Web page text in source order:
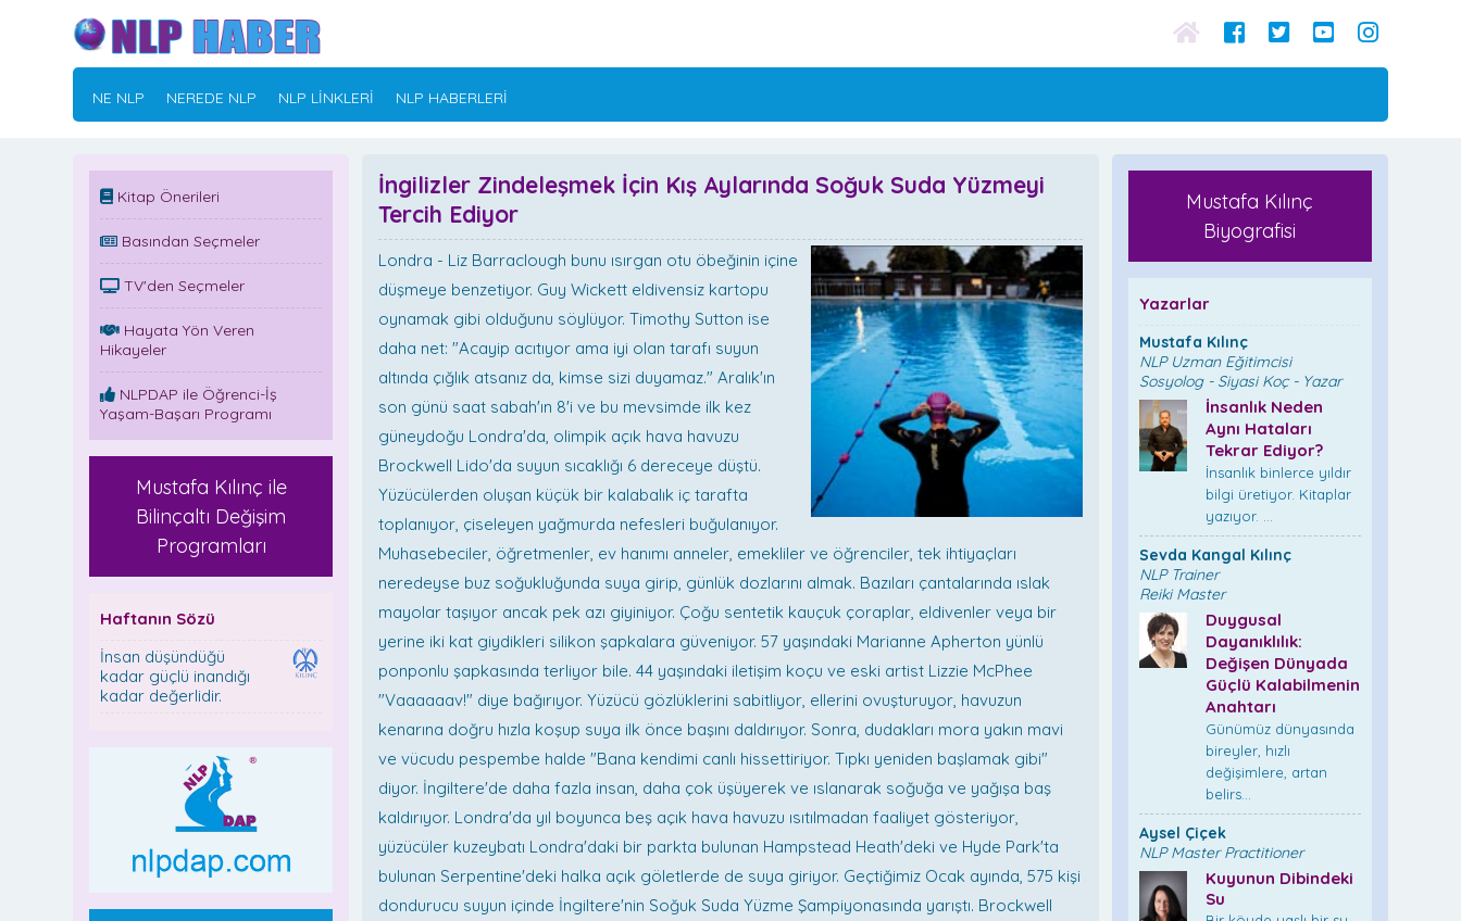
NE NLP NEREDE NLP NLP LİNKLERİ NLP HABERLERİ
Kitap Önerileri
Basından Seçmeler
TV'den Seçmeler
Hayata Yön Veren
Hikayeler
NLPDAP ile Öğrenci-İş
Yaşam-Başarı Programı
Mustafa Kılınç ile
Bilinçaltı Değişim
Programları
Haftanın Sözü
İnsan düşündüğü
kadar güçlü inandığı
kadar değerlidir.
İngilizler Zindeleşmek İçin Kış Aylarında Soğuk Suda Yüzmeyi
Tercih Ediyor
Londra - Liz Barraclough bunu ısırgan otu öbeğinin içine
düşmeye benzetiyor. Guy Wickett eldivensiz kartopu
oynamak gibi olduğunu söylüyor. Timothy Sutton ise
daha net: "Acayip acıtıyor ama iyi olan tarafı suyun
altında çığlık atsanız da, kimse sizi duyamaz." Aralık'ın
son günü saat sabah'ın 8'i ve bu mevsimde ilk kez
güneydoğu Londra'da, olimpik açık hava havuzu
Brockwell Lido'da suyun sıcaklığı 6 dereceye düştü.
Yüzücülerden oluşan küçük bir kalabalık iç tarafta
toplanıyor, çiseleyen yağmurda nefesleri buğulanıyor.
Muhasebeciler, öğretmenler, ev hanımı anneler, emekliler ve öğrenciler, tek ihtiyaçları
neredeyse buz soğukluğunda suya girip, günlük dozlarını almak. Bazıları çantalarında ıslak
mayolar taşıyor ancak pek azı giyiniyor. Çoğu sentetik kauçuk çoraplar, eldivenler veya bir
yerine iki kat giydikleri silikon şapkalara güveniyor. 57 yaşındaki Marianne Apherton yünlü
ponponlu şapkasında terliyor bile. 44 yaşındaki iletişim koçu ve eski artist Lizzie McPhee
"Vaaaaaav!" diye bağırıyor. Yüzücü gözlüklerini sabitliyor, ellerini ovuşturuyor, havuzun
kenarına doğru hızla koşup suya ilk önce başını daldırıyor. Sonra, dudakları mora yakın mavi
ve vücudu pespembe halde "Bana kendimi canlı hissettiriyor. Tıpkı yeniden başlamak gibi"
diyor. İngiltere'de daha fazla insan, daha çok üşüyerek ve ıslanarak soğuğa ve yağışa baş
kaldırıyor. Londra'da yıl boyunca beş açık hava havuzu ısıtılmadan faaliyet gösteriyor,
yüzücüler kuzeybatı Londra'daki bir parkta bulunan Hampstead Heath'deki ve Hyde Park'ta
bulunan Serpentine'deki halka açık göletlerde de suya giriyor. Geçtiğimiz Ocak ayında, 575 kişi
dondurucu suyun içinde İngiltere'nin Soğuk Suda Yüzme Şampiyonasında yarıştı. Brockwell
Mustafa Kılınç
Biyografisi
Yazarlar
Mustafa Kılınç
NLP Uzman Eğitimcisi
Sosyolog - Siyasi Koç - Yazar
İnsanlık Neden
Aynı Hataları
Tekrar Ediyor?
İnsanlık binlerce yıldır
bilgi üretiyor. Kitaplar
yazıyor. ...
Sevda Kangal Kılınç
NLP Trainer
Reiki Master
Duygusal
Dayanıklılık:
Değişen Dünyada
Güçlü Kalabilmenin
Anahtarı
Günümüz dünyasında
bireyler, hızlı
değişimlere, artan
belirs...
Aysel Çiçek
NLP Master Practitioner
Kuyunun Dibindeki
Su